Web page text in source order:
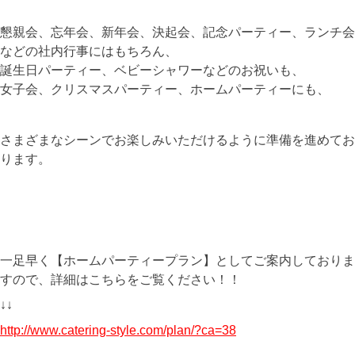
懇親会、忘年会、新年会、決起会、記念パーティー、ランチ会
などの社内行事にはもちろん、
誕生日パーティー、ベビーシャワーなどのお祝いも、
女子会、クリスマスパーティー、ホームパーティーにも、
さまざまなシーンでお楽しみいただけるように準備を進めてお
ります。
一足早く【ホームパーティープラン】としてご案内しておりま
すので、詳細はこちらをご覧ください！！
↓↓
http://www.catering-style.com/plan/?ca=38